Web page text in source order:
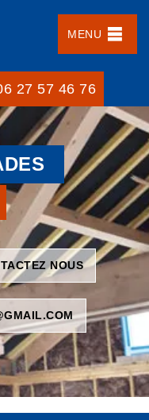
MENU
27 57 46 76
NOUS